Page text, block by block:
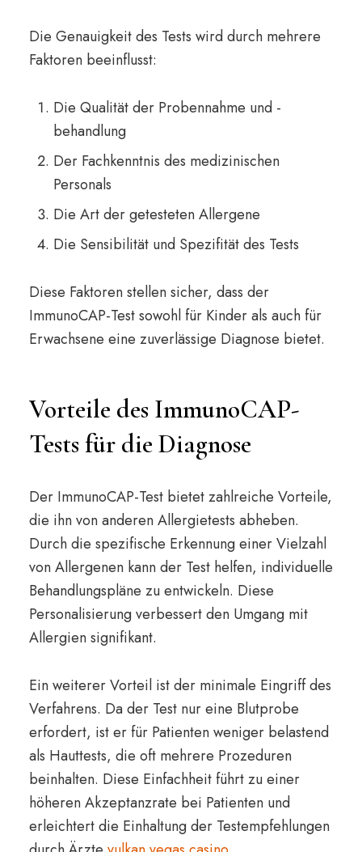
Die Genauigkeit des Tests wird durch mehrere
Faktoren beeinflusst:
Die Qualität der Probennahme und -
behandlung
Der Fachkenntnis des medizinischen
Personals
Die Art der getesteten Allergene
Die Sensibilität und Spezifität des Tests
Diese Faktoren stellen sicher, dass der
ImmunoCAP-Test sowohl für Kinder als auch für
Erwachsene eine zuverlässige Diagnose bietet.
Vorteile des ImmunoCAP-
Tests für die Diagnose
Der ImmunoCAP-Test bietet zahlreiche Vorteile,
die ihn von anderen Allergietests abheben.
Durch die spezifische Erkennung einer Vielzahl
von Allergenen kann der Test helfen, individuelle
Behandlungspläne zu entwickeln. Diese
Personalisierung verbessert den Umgang mit
Allergien signifikant.
Ein weiterer Vorteil ist der minimale Eingriff des
Verfahrens. Da der Test nur eine Blutprobe
erfordert, ist er für Patienten weniger belastend
als Hauttests, die oft mehrere Prozeduren
beinhalten. Diese Einfachheit führt zu einer
höheren Akzeptanzrate bei Patienten und
erleichtert die Einhaltung der Testempfehlungen